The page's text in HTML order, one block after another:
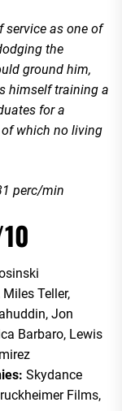
service as one of
the
ground him,
himself training a
for a
which no living
perc/min
Teller,
Jon
Barbaro, Lewis
Skydance
Films,